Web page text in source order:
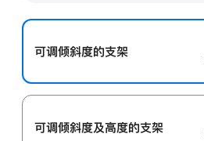
可调倾斜度的支架
可调倾斜度及高‍度的支‍架